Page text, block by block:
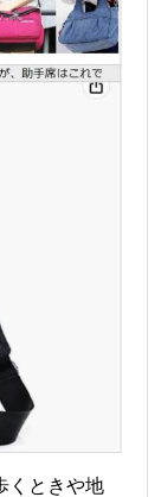
くときや地